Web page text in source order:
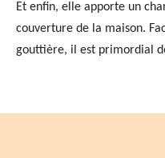
Et enfin, elle apporte un
couverture de la maison.
gouttière, il est primordial